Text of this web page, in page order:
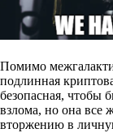
Помимо
подлинная
безопасная, чтобы
взлома, но она все
вторжению в